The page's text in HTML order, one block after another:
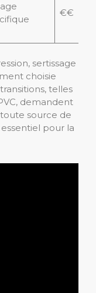
€€
sertissage
choisie
telles
demandent
source de
pour la